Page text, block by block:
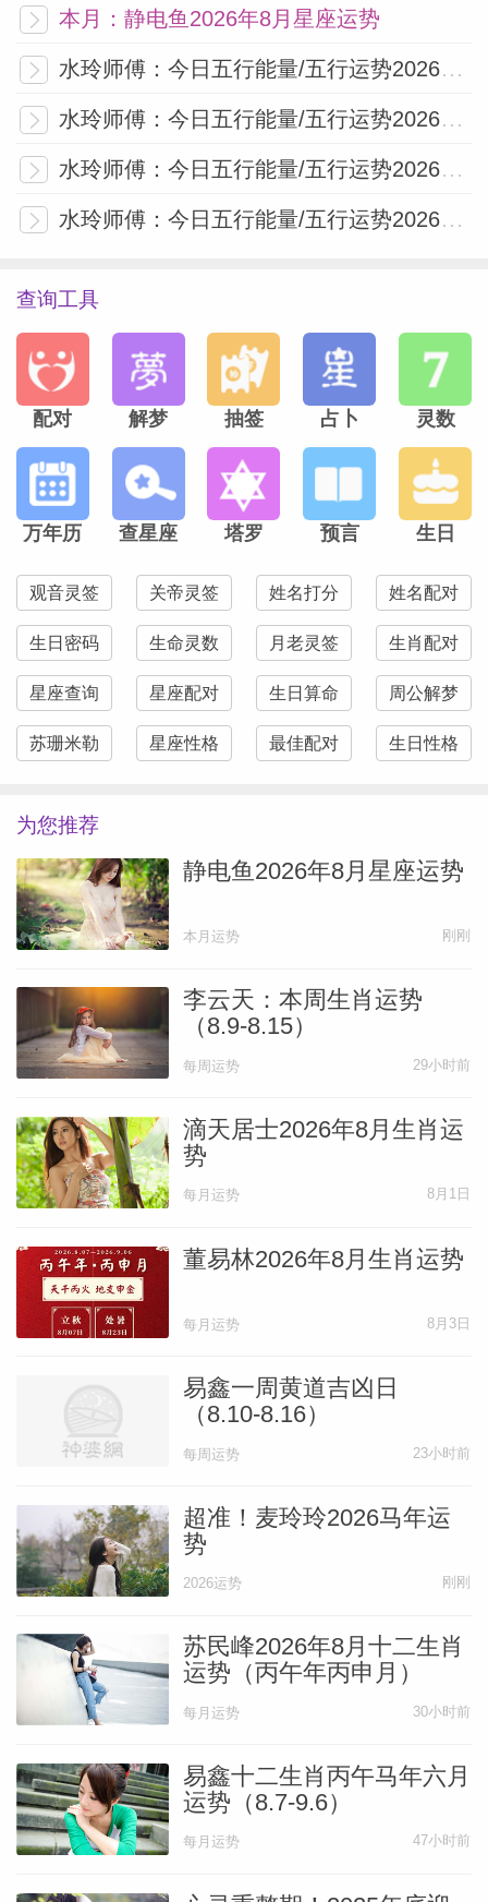
安下心扎根干活，沉下心蓄力提升，刚刚
好。
癸巳月|事业学业
本月有文昌星入月，
专门助力读书、备考、写字、考证、评职
称、整理工作材料。
不管是埋头备考的学生，还是深耕岗位打磨
本事的上班族，
都会明显感觉，脑子清爽了，思路清晰了，
再加上天官贵人相助，
守本分、踏实干活的人，更容易被领导看
见，被贵人提携。
职场里容易迎来表彰、认可，还有实打实的
岗位福利、合规奖金。
体制内、管理岗位的人，感受会更明显。
本月规则纪律感会悄悄变强，
政策条款、单位制度、工作流程，都要认真
踏踏实实干正事，走光明路，一路顺畅。
千万别想着走捷径、耍小聪明。
纯阳气场里，投机取巧很容易暴露，最后只
癸巳月|财运运势
本月正财利好，但财星癸水落在巳火上，容
易财来财去留不住。
当当，收入踏实靠谱，能有提升空间。
偏财中暗藏风险，看着有机会，但来得快，
去得也快。
偶尔多一笔收入，转头就会被人情往来、家
本月：静电鱼2026年8月星座运势
水玲师傅：今日五行能量/五行运势2026年8月8日
水玲师傅：今日五行能量/五行运势2026年8月7日
水玲师傅：今日五行能量/五行运势2026年8月6日
水玲师傅：今日五行能量/五行运势2026年8月5日
查询工具
配对 解梦 抽签 占卜 灵数
万年历 查星座 塔罗 预言 生日
观音灵签 关帝灵签 姓名打分 姓名配对
生日密码 生命灵数 月老灵签 生肖配对
星座查询 星座配对 生日算命 周公解梦
苏珊米勒 星座性格 最佳配对 生日性格
为您推荐
静电鱼2026年8月星座运势
本月运势 刚刚
李云天：本周生肖运势
（8.9-8.15）
每周运势 29小时前
滴天居士2026年8月生肖运
势
每月运势 8月1日
董易林2026年8月生肖运势
每月运势 8月3日
易鑫一周黄道吉凶日
（8.10-8.16）
每周运势 23小时前
超准！麦玲玲2026马年运
势
2026运势 刚刚
苏民峰2026年8月十二生肖
运势（丙午年丙申月）
每月运势 30小时前
易鑫十二生肖丙午马年六月
运势（8.7-9.6）
每月运势 47小时前